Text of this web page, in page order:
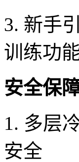
3. 新手
训练功
安全保
1. 多层
安全